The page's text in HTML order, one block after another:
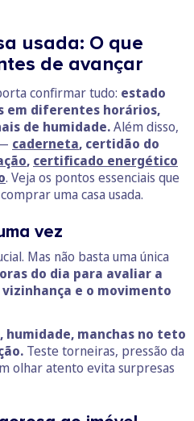
usada: O que
de avançar
confirmar tudo: estado
em diferentes horários,
de humidade.Além disso,
caderneta, certidão do
, certificado energético
. Veja os pontos essenciais que
uma casa usada.
vez
Mas não basta uma única
do dia para avaliar a
e o movimento
humidade, manchas no teto
Teste torneiras, pressão da
olhar atento evita surpresas